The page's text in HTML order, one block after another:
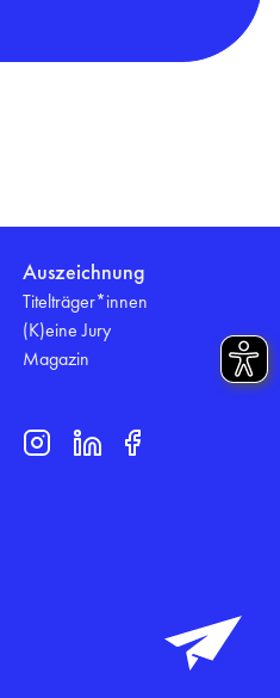
Auszeichnung
Titelträger*innen
(K)eine Jury
Magazin